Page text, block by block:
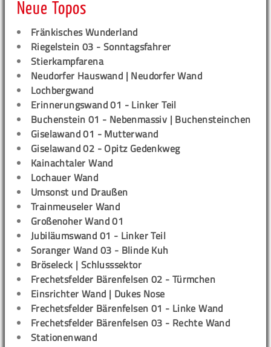
Neue Topos
Fränkisches Wunderland
Riegelstein 03 - Sonntagsfahrer
Stierkampfarena
Neudorfer Hauswand | Neudorfer Wand
Lochbergwand
Erinnerungswand 01 - Linker Teil
Buchenstein 01 - Nebenmassiv | Buchensteinchen
Giselawand 01 - Mutterwand
Giselawand 02 - Opitz Gedenkweg
Kainachtaler Wand
Lochauer Wand
Umsonst und Draußen
Trainmeuseler Wand
Großenoher Wand 01
Jubiläumswand 01 - Linker Teil
Soranger Wand 03 - Blinde Kuh
Bröseleck | Schlusssektor
Frechetsfelder Bärenfelsen 02 - Türmchen
Einsrichter Wand | Dukes Nose
Frechetsfelder Bärenfelsen 01 - Linke Wand
Frechetsfelder Bärenfelsen 03 - Rechte Wand
Stationenwand